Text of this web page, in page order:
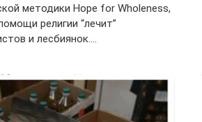
методики Hope for Wholeness,
религии “лечит”
и лесбиянок….